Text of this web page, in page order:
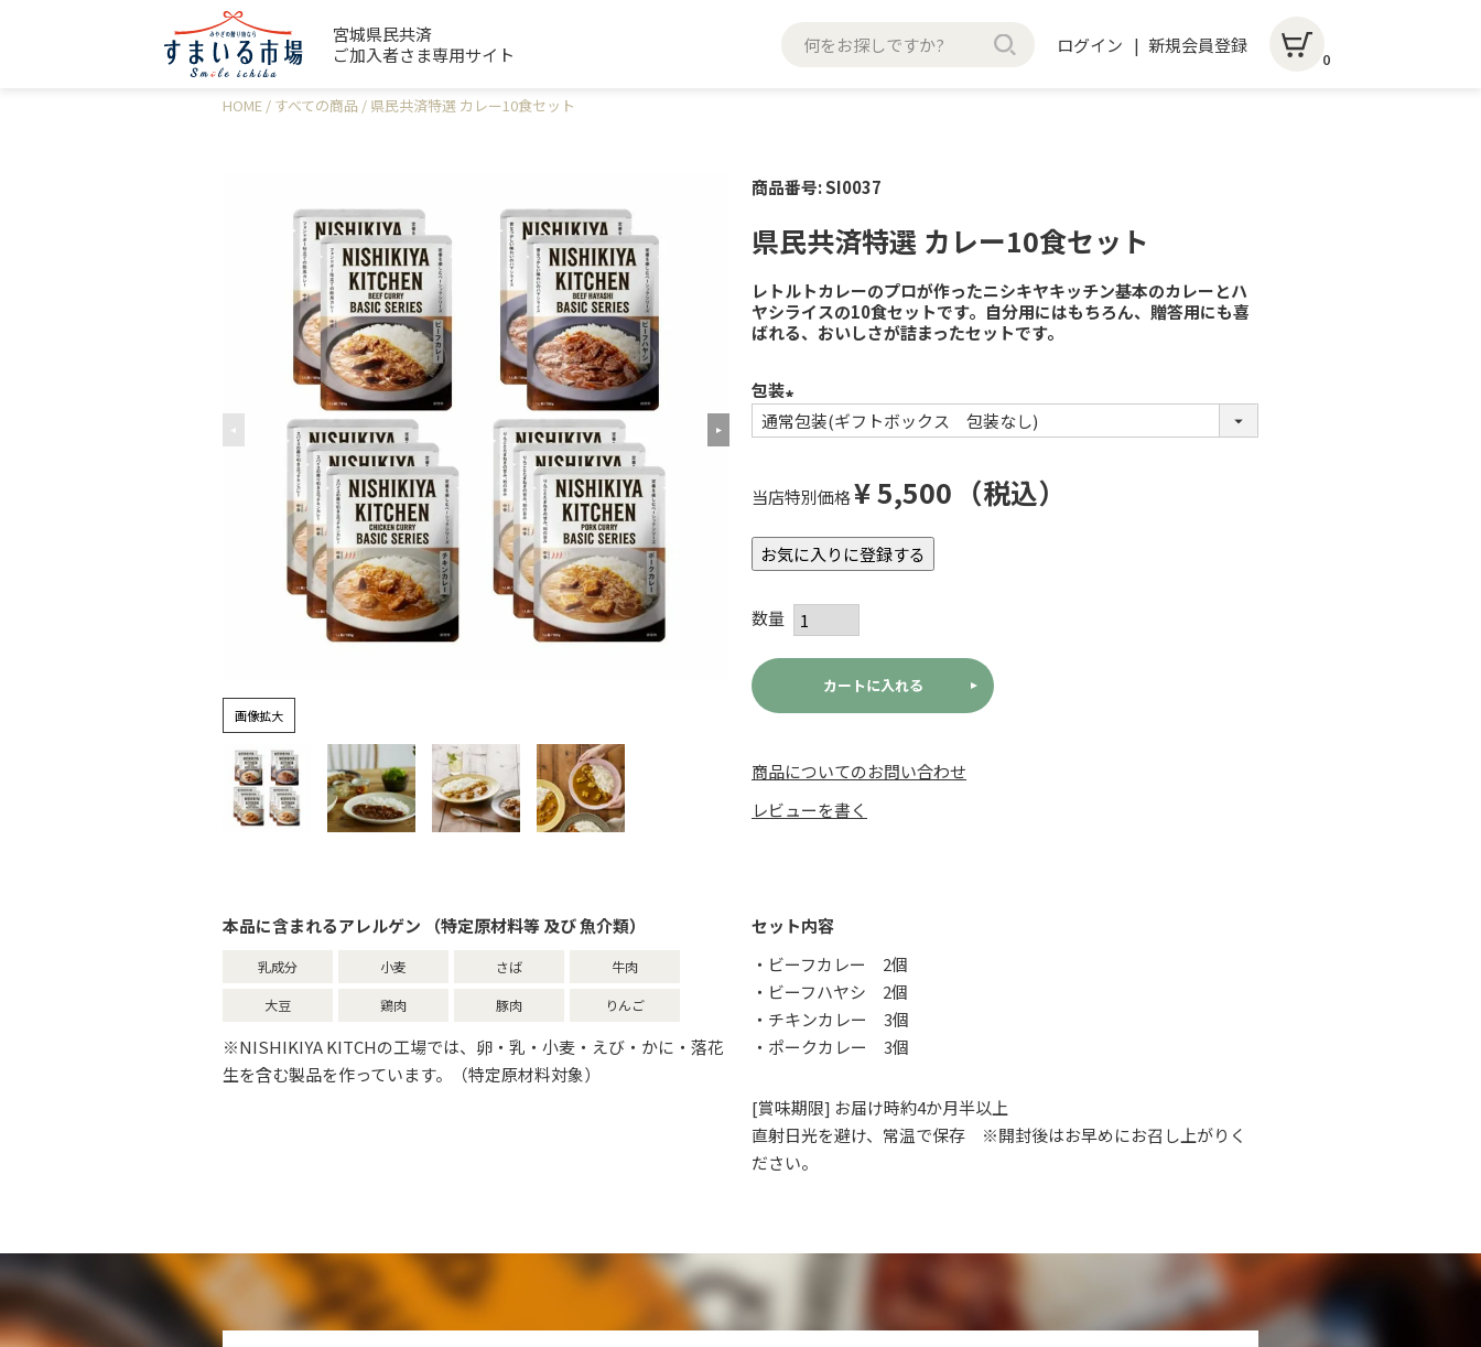
宮城県民共済
ご加入者さま専用サイト
ログイン 新規会員登録
0
HOME すべての商品 県民共済特選 カレー10食セット
画像拡大
商品番号 SI0037
レトルトカレーのプロが作ったニシキヤキッチン基本のカレーとハ
ヤシライスの10食セットです。自分用にはもちろん、贈答用にも喜
ばれる、おいしさが詰まったセットです。
県民共済特選 カレー10食セット
包装
(必
当店特別価格¥5,500 税込
お気に入りに登録する
カートに入れる
商品についてのお問い合わせ
レビューを書く
本品に含まれるアレルゲン （特定原材料等 及び 魚介類）
乳成分 小麦 さば 牛肉
大豆 鶏肉 豚肉 りんご
※NISHIKIYA KITCHの工場では、卵・乳・小麦・えび・かに・落花
生を含む製品を作っています。（特定原材料対象）
セット内容
・ビーフカレー 2個
・ビーフハヤシ 2個
・チキンカレー 3個
・ポークカレー 3個
[賞味期限] お届け時約4か月半以上
直射日光を避け、常温で保存 ※開封後はお早めにお召し上がりく
ださい。